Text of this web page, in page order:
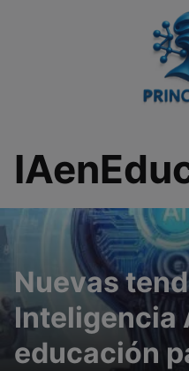
Nuevas
Inteligencia
educación